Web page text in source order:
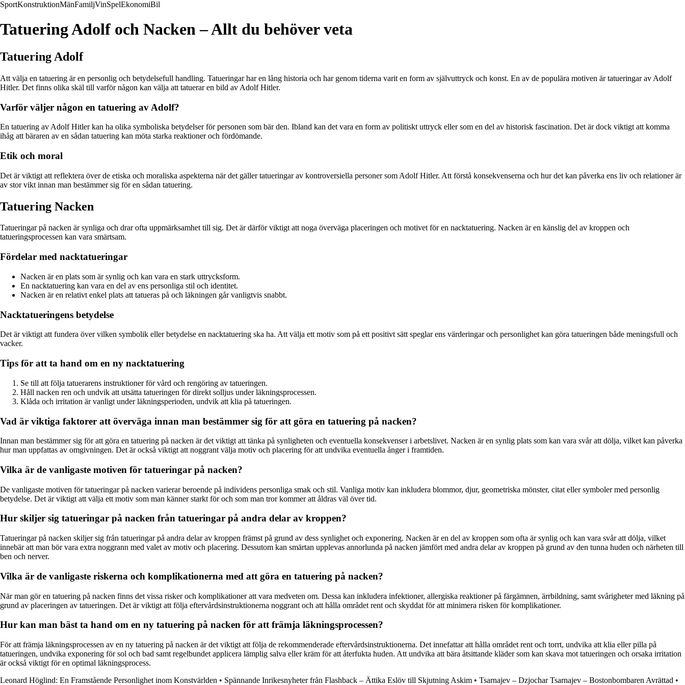
SportKonstruktionMänFamiljVinSpelEkonomiBil
Tatuering Adolf och Nacken – Allt du behöver veta
Tatuering Adolf
Att välja en tatuering är en personlig och betydelsefull handling. Tatueringar har en lång historia och har genom tiderna varit en form av självuttryck och konst. En av de populära motiven är tatueringar av Adolf
Hitler. Det finns olika skäl till varför någon kan välja att tatuerar en bild av Adolf Hitler.
Varför väljer någon en tatuering av Adolf?
En tatuering av Adolf Hitler kan ha olika symboliska betydelser för personen som bär den. Ibland kan det vara en form av politiskt uttryck eller som en del av historisk fascination. Det är dock viktigt att komma
ihåg att bäraren av en sådan tatuering kan möta starka reaktioner och fördömande.
Etik och moral
Det är viktigt att reflektera över de etiska och moraliska aspekterna när det gäller tatueringar av kontroversiella personer som Adolf Hitler. Att förstå konsekvenserna och hur det kan påverka ens liv och relationer är
av stor vikt innan man bestämmer sig för en sådan tatuering.
Tatuering Nacken
Tatueringar på nacken är synliga och drar ofta uppmärksamhet till sig. Det är därför viktigt att noga överväga placeringen och motivet för en nacktatuering. Nacken är en känslig del av kroppen och
tatueringsprocessen kan vara smärtsam.
Fördelar med nacktatueringar
Nacken är en plats som är synlig och kan vara en stark uttrycksform.
En nacktatuering kan vara en del av ens personliga stil och identitet.
Nacken är en relativt enkel plats att tatueras på och läkningen går vanligtvis snabbt.
Nacktatueringens betydelse
Det är viktigt att fundera över vilken symbolik eller betydelse en nacktatuering ska ha. Att välja ett motiv som på ett positivt sätt speglar ens värderingar och personlighet kan göra tatueringen både meningsfull och
vacker.
Tips för att ta hand om en ny nacktatuering
Se till att följa tatuerarens instruktioner för vård och rengöring av tatueringen.
Håll nacken ren och undvik att utsätta tatueringen för direkt solljus under läkningsprocessen.
Klåda och irritation är vanligt under läkningsperioden, undvik att klia på tatueringen.
Vad är viktiga faktorer att överväga innan man bestämmer sig för att göra en tatuering på nacken?
Innan man bestämmer sig för att göra en tatuering på nacken är det viktigt att tänka på synligheten och eventuella konsekvenser i arbetslivet. Nacken är en synlig plats som kan vara svår att dölja, vilket kan påverka
hur man uppfattas av omgivningen. Det är också viktigt att noggrant välja motiv och placering för att undvika eventuella ånger i framtiden.
Vilka är de vanligaste motiven för tatueringar på nacken?
De vanligaste motiven för tatueringar på nacken varierar beroende på individens personliga smak och stil. Vanliga motiv kan inkludera blommor, djur, geometriska mönster, citat eller symboler med personlig
betydelse. Det är viktigt att välja ett motiv som man känner starkt för och som man tror kommer att åldras väl över tid.
Hur skiljer sig tatueringar på nacken från tatueringar på andra delar av kroppen?
Tatueringar på nacken skiljer sig från tatueringar på andra delar av kroppen främst på grund av dess synlighet och exponering. Nacken är en del av kroppen som ofta är synlig och kan vara svår att dölja, vilket
innebär att man bör vara extra noggrann med valet av motiv och placering. Dessutom kan smärtan upplevas annorlunda på nacken jämfört med andra delar av kroppen på grund av den tunna huden och närheten till
ben och nerver.
Vilka är de vanligaste riskerna och komplikationerna med att göra en tatuering på nacken?
När man gör en tatuering på nacken finns det vissa risker och komplikationer att vara medveten om. Dessa kan inkludera infektioner, allergiska reaktioner på färgämnen, ärrbildning, samt svårigheter med läkning på
grund av placeringen av tatueringen. Det är viktigt att följa eftervårdsinstruktionerna noggrant och att hålla området rent och skyddat för att minimera risken för komplikationer.
Hur kan man bäst ta hand om en ny tatuering på nacken för att främja läkningsprocessen?
För att främja läkningsprocessen av en ny tatuering på nacken är det viktigt att följa de rekommenderade eftervårdsinstruktionerna. Det innefattar att hålla området rent och torrt, undvika att klia eller pilla på
tatueringen, undvika exponering för sol och bad samt regelbundet applicera lämplig salva eller kräm för att återfukta huden. Att undvika att bära åtsittande kläder som kan skava mot tatueringen och orsaka irritation
är också viktigt för en optimal läkningsprocess.
Leonard Höglind: En Framstående Personlighet inom Konstvärlden • Spännande Inrikesnyheter från Flashback – Ättika Eslöv till Skjutning Askim • Tsarnajev – Dzjochar Tsarnajev – Bostonbombaren Avrättad •